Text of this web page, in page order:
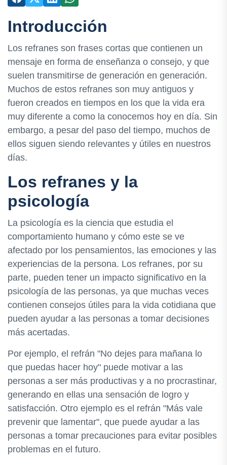
Introducción
Los refranes son frases cortas que contienen un
mensaje en forma de enseñanza o consejo, y que
suelen transmitirse de generación en generación.
Muchos de estos refranes son muy antiguos y
fueron creados en tiempos en los que la vida era
muy diferente a como la conocemos hoy en día. Sin
embargo, a pesar del paso del tiempo, muchos de
ellos siguen siendo relevantes y útiles en nuestros
días.
Los refranes y la
psicología
La psicología es la ciencia que estudia el
comportamiento humano y cómo este se ve
afectado por los pensamientos, las emociones y las
experiencias de la persona. Los refranes, por su
parte, pueden tener un impacto significativo en la
psicología de las personas, ya que muchas veces
contienen consejos útiles para la vida cotidiana que
pueden ayudar a las personas a tomar decisiones
más acertadas.
Por ejemplo, el refrán "No dejes para mañana lo
que puedas hacer hoy" puede motivar a las
personas a ser más productivas y a no procrastinar,
generando en ellas una sensación de logro y
satisfacción. Otro ejemplo es el refrán "Más vale
prevenir que lamentar", que puede ayudar a las
personas a tomar precauciones para evitar posibles
problemas en el futuro.